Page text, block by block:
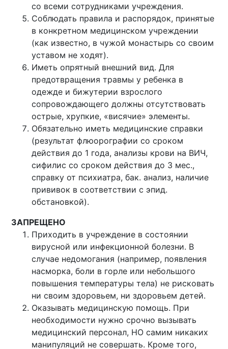
со всеми сотрудниками учреждения.
Соблюдать правила и распорядок, принятые
в конкретном медицинском учреждении
(как известно, в чужой монастырь со своим
уставом не ходят).
Иметь опрятный внешний вид. Для
предотвращения травмы у ребенка в
одежде и бижутерии взрослого
сопровождающего должны отсутствовать
острые, хрупкие, «висячие» элементы.
Обязательно иметь медицинские справки
(результат флюорографии со сроком
действия до 1 года, анализы крови на ВИЧ,
сифилис со сроком действия до 3 мес.,
справку от психиатра, бак. анализ, наличие
прививок в соответствии с эпид.
обстановкой).
ЗАПРЕЩЕНО
Приходить в учреждение в состоянии
вирусной или инфекционной болезни. В
случае недомогания (например, появления
насморка, боли в горле или небольшого
повышения температуры тела) не рисковать
ни своим здоровьем, ни здоровьем детей.
Оказывать медицинскую помощь. При
необходимости нужно срочно вызывать
медицинский персонал, НО самим никаких
манипуляций не совершать. Кроме того,